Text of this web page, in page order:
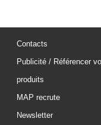
Contacts
Publicité / Référencer
produits
MAP recrute
Newsletter